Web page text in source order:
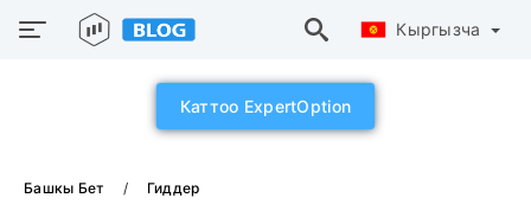
Кыргызча
Каттоо ExpertOption
Башкы Бет Гиддер